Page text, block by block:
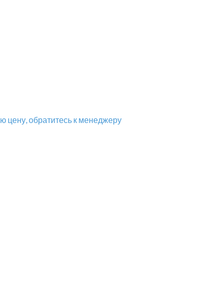
цену, обратитесь к менеджеру